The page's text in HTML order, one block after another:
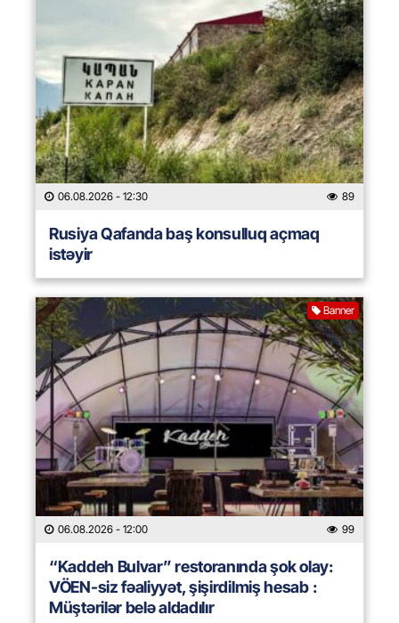
06.08.2026 - 12:30 89
Rusiya Qafanda baş konsulluq açmaq
istəyir
Banner
06.08.2026 - 12:00 99
“Kaddeh Bulvar” restoranında şok olay:
VÖEN-siz fəaliyyət, şişirdilmiş hesab :
Müştərilər belə aldadılır